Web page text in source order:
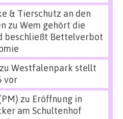
& Tierschutz an den
zu Wem gehört die
beschließt Bettelverbot
zu Westfalenpark stellt
vor
zu Eröffnung in
am Schultenhof